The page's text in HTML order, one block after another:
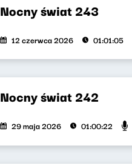
Nocny świat 243
12 czerwca 2026 01:01:05
Nocny świat 242
29 maja 2026 01:00:22